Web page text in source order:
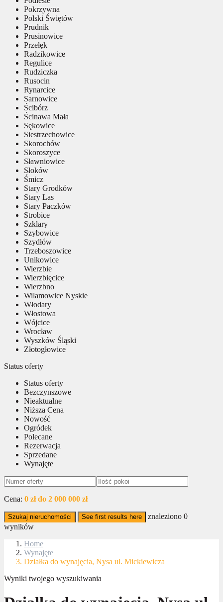
Pokrzywna
Polski Świętów
Prudnik
Prusinowice
Przełęk
Radzikowice
Regulice
Rudziczka
Rusocin
Rynarcice
Sarnowice
Ścibórz
Ścinawa Mała
Sękowice
Siestrzechowice
Skorochów
Skoroszyce
Sławniowice
Słoków
Śmicz
Stary Grodków
Stary Las
Stary Paczków
Strobice
Szklary
Szybowice
Szydłów
Trzeboszowice
Unikowice
Wierzbie
Wierzbięcice
Wierzbno
Wilamowice Nyskie
Włodary
Włostowa
Wójcice
Wrocław
Wyszków Śląski
Złotogłowice
Status oferty
Status oferty
Bezczynszowe
Nieaktualne
Niższa Cena
Nowość
Ogródek
Polecane
Rezerwacja
Sprzedane
Wynajęte
Cena: 0 zł do 2 000 000 zł
Szukaj nieruchomości See first results here znaleziono 0
wyników
Home
Wynajęte
Działka do wynajęcia, Nysa ul. Mickiewicza
Wyniki twojego wyszukiwania